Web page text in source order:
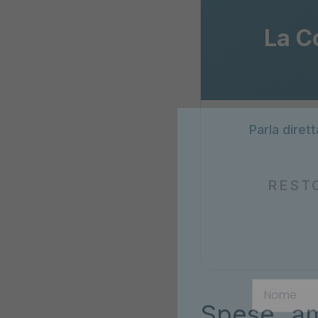
La
Parla
Il nuovo
tempo è